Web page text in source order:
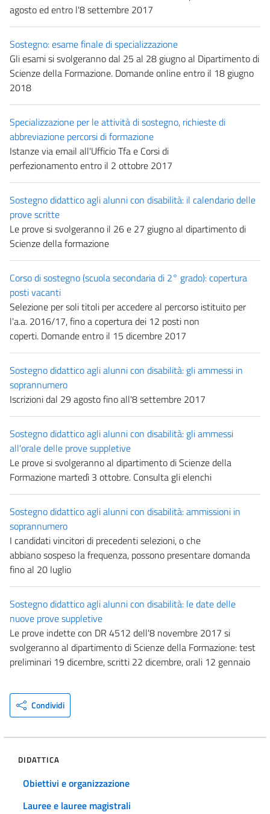
agosto ed entro l'8 settembre 2017
Sostegno: esame finale di specializzazione
Gli esami si svolgeranno dal 25 al 28 giugno al Dipartimento di
Scienze della Formazione. Domande online entro il 18 giugno
2018
Specializzazione per le attività di sostegno, richieste di
abbreviazione percorsi di formazione
Istanze via email all'Ufficio Tfa e Corsi di
perfezionamento entro il 2 ottobre 2017
Sostegno didattico agli alunni con disabilità: il calendario delle
prove scritte
Le prove si svolgeranno il 26 e 27 giugno al dipartimento di
Scienze della formazione
Corso di sostegno (scuola secondaria di 2° grado): copertura
posti vacanti
Selezione per soli titoli per accedere al percorso istituito per
l'a.a. 2016/17, fino a copertura dei 12 posti non
coperti. Domande entro il 15 dicembre 2017
Sostegno didattico agli alunni con disabilità: gli ammessi in
soprannumero
Iscrizioni dal 29 agosto fino all'8 settembre 2017
Sostegno didattico agli alunni con disabilità: gli ammessi
all'orale delle prove suppletive
Le prove si svolgeranno al dipartimento di Scienze della
Formazione martedì 3 ottobre. Consulta gli elenchi
Sostegno didattico agli alunni con disabilità: ammissioni in
soprannumero
I candidati vincitori di precedenti selezioni, o che
abbiano sospeso la frequenza, possono presentare domanda
fino al 20 luglio
Sostegno didattico agli alunni con disabilità: le date delle
nuove prove suppletive
Le prove indette con DR 4512 dell'8 novembre 2017 si
svolgeranno al dipartimento di Scienze della Formazione: test
preliminari 19 dicembre, scritti 22 dicembre, orali 12 gennaio
Condividi
DIDATTICA
Obiettivi e organizzazione
Lauree e lauree magistrali